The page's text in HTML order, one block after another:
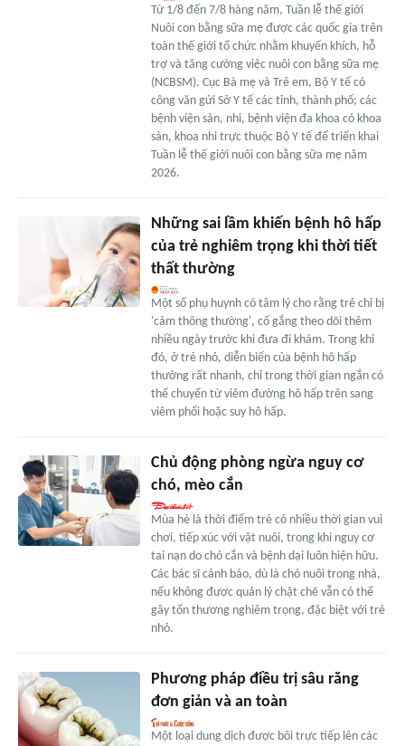
Từ 1/8 đến 7/8 hàng năm, Tuần lễ thế giới
Nuôi con bằng sữa mẹ được các quốc gia trên
toàn thế giới tổ chức nhằm khuyến khích, hỗ
trợ và tăng cường việc nuôi con bằng sữa mẹ
(NCBSM). Cục Bà mẹ và Trẻ em, Bộ Y tế có
công văn gửi Sở Y tế các tỉnh, thành phố; các
bệnh viện sản, nhi, bệnh viện đa khoa có khoa
sản, khoa nhi trực thuộc Bộ Y tế để triển khai
Tuần lễ thế giới nuôi con bằng sữa mẹ năm
2026.
Những sai lầm khiến bệnh hô hấp
của trẻ nghiêm trọng khi thời tiết
thất thường
Một số phụ huynh có tâm lý cho rằng trẻ chỉ bị
'cảm thông thường', cố gắng theo dõi thêm
nhiều ngày trước khi đưa đi khám. Trong khi
đó, ở trẻ nhỏ, diễn biến của bệnh hô hấp
thường rất nhanh, chỉ trong thời gian ngắn có
thể chuyển từ viêm đường hô hấp trên sang
viêm phổi hoặc suy hô hấp.
Chủ động phòng ngừa nguy cơ
chó, mèo cắn
Mùa hè là thời điểm trẻ có nhiều thời gian vui
chơi, tiếp xúc với vật nuôi, trong khi nguy cơ
tai nạn do chó cắn và bệnh dại luôn hiện hữu.
Các bác sĩ cảnh báo, dù là chó nuôi trong nhà,
nếu không được quản lý chặt chẽ vẫn có thể
gây tổn thương nghiêm trọng, đặc biệt với trẻ
nhỏ.
Phương pháp điều trị sâu răng
đơn giản và an toàn
Một loại dung dịch được bôi trực tiếp lên các